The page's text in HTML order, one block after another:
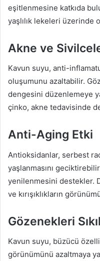
eşitlenmesine katkıda
yaşlılık lekeleri üzerinde
Akne ve
Kavun suyu, anti-
oluşumunu azaltabilir.
dengesini düzenlemeye
çinko, akne tedavisinde
Anti-Aging Etki
Antioksidanlar, serbest
yaşlanmasını
yenilenmesini destekler.
ve kırışıklıkların
Gözenekleri
Kavun suyu, büzücü
görünümünü azaltmaya